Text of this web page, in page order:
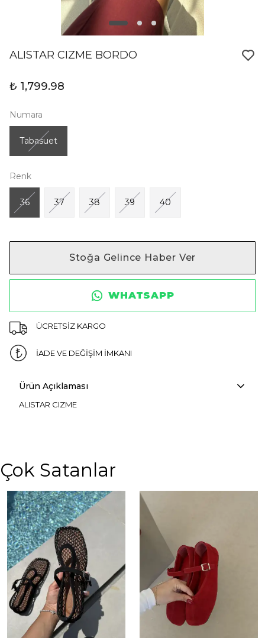
ALISTAR CIZME BORDO
₺ 1,799.98
Numara
Tabasuet
Renk
36 37 38 39 40
Stoğa Gelince Haber Ver
WHATSAPP
ÜCRETSİZ KARGO
İADE VE DEĞİŞİM İMKANI
Ürün Açıklaması
ALISTAR CIZME
Çok Satanlar